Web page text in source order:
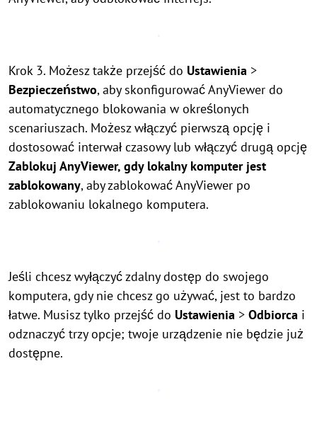
Krok 3. Możesz także przejść do Ustawienia >
Bezpieczeństwo, aby skonfigurować AnyViewer do
automatycznego blokowania w określonych
scenariuszach. Możesz włączyć pierwszą opcję i
dostosować interwał czasowy lub włączyć drugą opcję
Zablokuj AnyViewer, gdy lokalny komputer jest
zablokowany, aby zablokować AnyViewer po
zablokowaniu lokalnego komputera.
Jeśli chcesz wyłączyć zdalny dostęp do swojego
komputera, gdy nie chcesz go używać, jest to bardzo
łatwe. Musisz tylko przejść do Ustawienia > Odbiorca i
odznaczyć trzy opcje; twoje urządzenie nie będzie już
dostępne.